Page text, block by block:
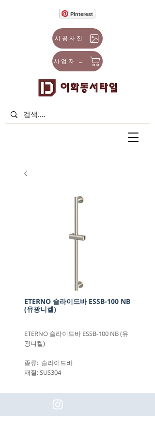
사업자 몰
시공사진
Pinterest
ETERNO 슬라이드바 ESSB-100 NB
(유광니켈)
ETERNO 슬라이드바 ESSB-100 NB (유
광니켈)
종류: 슬라이드바
재질: SUS304